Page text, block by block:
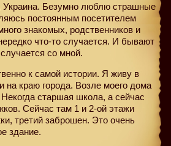
Украина. Безумно люблю страшные
постоянным посетителем
знакомых, родственников и
что-то случается. И бывают
со мной.
к самой истории. Я живу в
на краю города. Возле моего дома
старшая школа, а сейчас
Сейчас там 1 и 2-ой этажи
третий заброшен. Это очень
здание.